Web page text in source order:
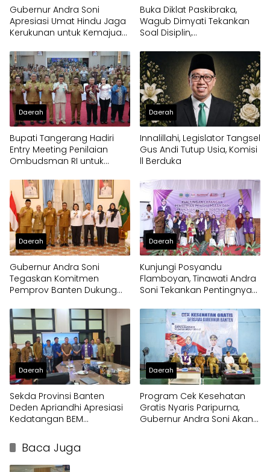
Gubernur Andra Soni
Apresiasi Umat Hindu Jaga
Kerukunan untuk Kemajuan
Buka Diklat Paskibraka,
Wagub Dimyati Tekankan
Soal Disiplin,
Prestasi Akademik
Daerah
Bupati Tangerang Hadiri
Entry Meeting Penilaian
Ombudsman RI untuk
Pelayanan Publik
Daerah
Innalillahi, Legislator Tangsel
Gus Andi Tutup Usia, Komisi
ll Berduka
Daerah
Gubernur Andra Soni
Tegaskan Komitmen
Pemprov Banten Dukung
Gratis
Daerah
Kunjungi Posyandu
Flamboyan, Tinawati Andra
Soni Tekankan Pentingnya
Daerah
Sekda Provinsi Banten
Deden Apriandhi Apresiasi
Kedatangan BEM
Daerah
Program Cek Kesehatan
Gratis Nyaris Paripurna,
Gubernur Andra Soni Akan
Baca Juga